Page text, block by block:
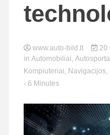
www.auto-bild.lt
20
in Automobiliai,
Kompiuteriai, Navigacijos,
- 6 Minutes